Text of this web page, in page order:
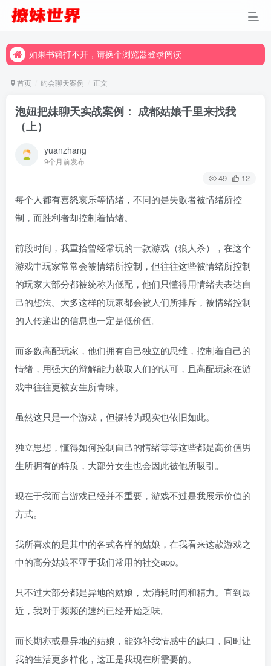
如果书籍打不开，请换个浏览器登录阅读
如果书籍打不开，请换个浏览器登录阅读
首页 约会聊天案例 正文
泡妞把妹聊天实战案例： 成都姑娘千里来找我
（上）
yuanzhang
9个月前发布
49 12
每个人都有喜怒哀乐等情绪，不同的是失败者被情绪所控
制，而胜利者却控制着情绪。
前段时间，我重拾曾经常玩的一款游戏（狼人杀），在这个
游戏中玩家常常会被情绪所控制，但往往这些被情绪所控制
的玩家大部分都被统称为低配，他们只懂得用情绪去表达自
己的想法。大多这样的玩家都会被人们所排斥，被情绪控制
的人传递出的信息也一定是低价值。
而多数高配玩家，他们拥有自己独立的思维，控制着自己的
情绪，用强大的辩解能力获取人们的认可，且高配玩家在游
戏中往往更被女生所青睐。
虽然这只是一个游戏，但辗转为现实也依旧如此。
独立思想，懂得如何控制自己的情绪等等这些都是高价值男
生所拥有的特质，大部分女生也会因此被他所吸引。
现在于我而言游戏已经并不重要，游戏不过是我展示价值的
方式。
我所喜欢的是其中的各式各样的姑娘，在我看来这款游戏之
中的高分姑娘不亚于我们常用的社交app。
只不过大部分都是异地的姑娘，太消耗时间和精力。直到最
近，我对于频频的速约已经开始乏味。
而长期亦或是异地的姑娘，能弥补我情感中的缺口，同时让
我的生活更多样化，这正是我现在所需要的。